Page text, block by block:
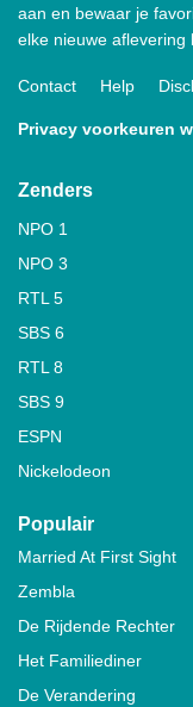
aan en bewaar je
elke nieuwe aflevering
Contact Help
Privacy voorkeuren
Zenders
NPO 1
NPO 3
RTL 5
SBS 6
RTL 8
SBS 9
ESPN
Nickelodeon
Populair
Married At First Sight
Zembla
De Rijdende Rechter
Het Familiediner
De Verandering